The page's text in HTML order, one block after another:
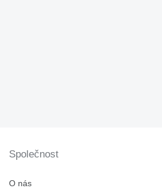
Společnost
O nás